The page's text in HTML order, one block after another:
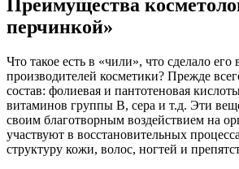
Преимущества
перчинкой»
Что такое есть в «чили», что сделало
производителей косметики? Прежде
состав: фолиевая и пантотеновая
витаминов группы В, сера и т.д. Эти
своим благотворным воздействием на
участвуют в восстановительных
структуру кожи, волос, ногтей и